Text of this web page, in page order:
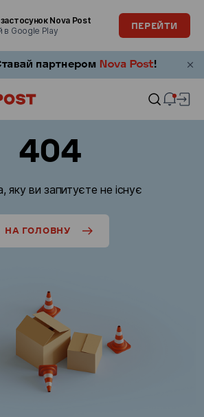
Nova Post
в Google Play
ПЕРЕЙТИ
404
яку ви запитуєте не існує
НА ГОЛОВНУ